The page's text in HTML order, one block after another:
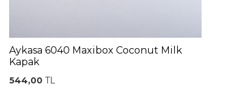
Aykasa 6040 Maxibox Coconut Milk
Kapak
544,00 TL